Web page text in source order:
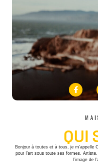
QUI
Bonjour à toutes et à tous, je
pour l’art sous toute ses formes.
l’image de